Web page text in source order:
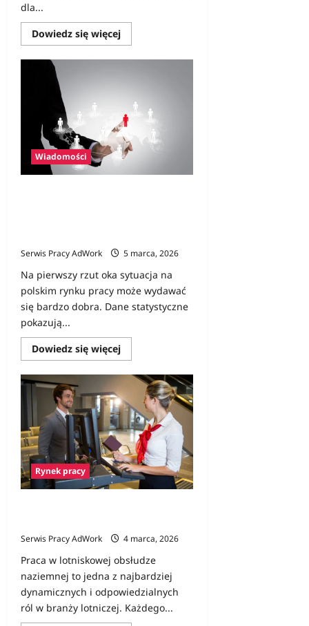
dla...
Dowiedz się więcejDowiedz
się
o
ochronie
zdrowia
od
lipca
2026
–
kto
zarobi?
Wiadomości
Serwis Pracy AdWork
5 marca, 2026
Na pierwszy rzut oka sytuacja na
polskim rynku pracy może wydawać
się bardzo dobra. Dane statystyczne
pokazują...
Dowiedz się więcejDowiedz
się
o
Rynek
pracy
w
Polsce
wygląda
dobrze
w
statystykach.
Rzeczywistość
bywa
bardziej
skomplikowana
Rynek pracy
Serwis Pracy AdWork
4 marca, 2026
Praca w lotniskowej obsłudze
naziemnej to jedna z najbardziej
dynamicznych i odpowiedzialnych
ról w branży lotniczej. Każdego...